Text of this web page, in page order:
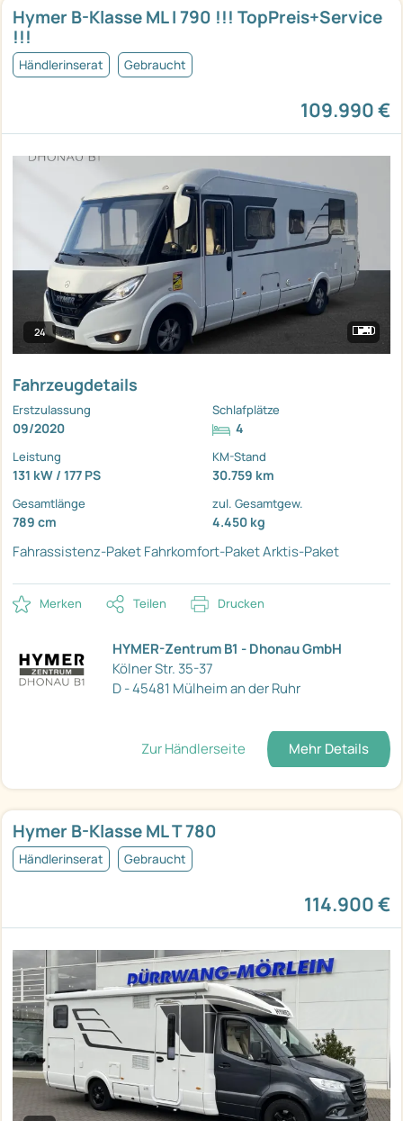
Hymer B-Klasse ML I 790 !!! TopPreis+Service
!!!
Händlerinserat Gebraucht
109.990 €
24
Fahrzeugdetails
Erstzulassung
09/2020
Schlafplätze
4
Leistung
131 kW / 177 PS
KM-Stand
30.759 km
Gesamtlänge
789 cm
zul. Gesamtgew.
4.450 kg
Fahrassistenz-PaketFahrkomfort-PaketArktis-Paket
Merken Teilen Drucken
HYMER-Zentrum B1 - Dhonau GmbH
Kölner Str. 35-37
D - 45481 Mülheim an der Ruhr
Zur Händlerseite Mehr Details
Hymer B-Klasse ML T 780
Händlerinserat Gebraucht
114.900 €